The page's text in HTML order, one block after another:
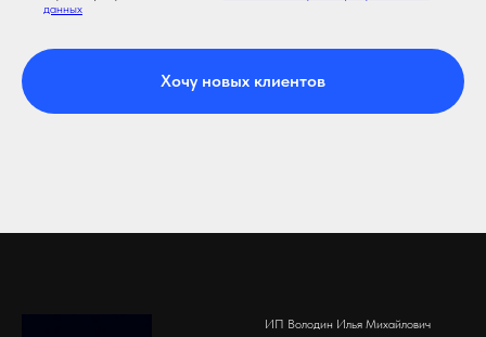
данных
Хочу новых клиентов
ИП Володин Илья Михайлович